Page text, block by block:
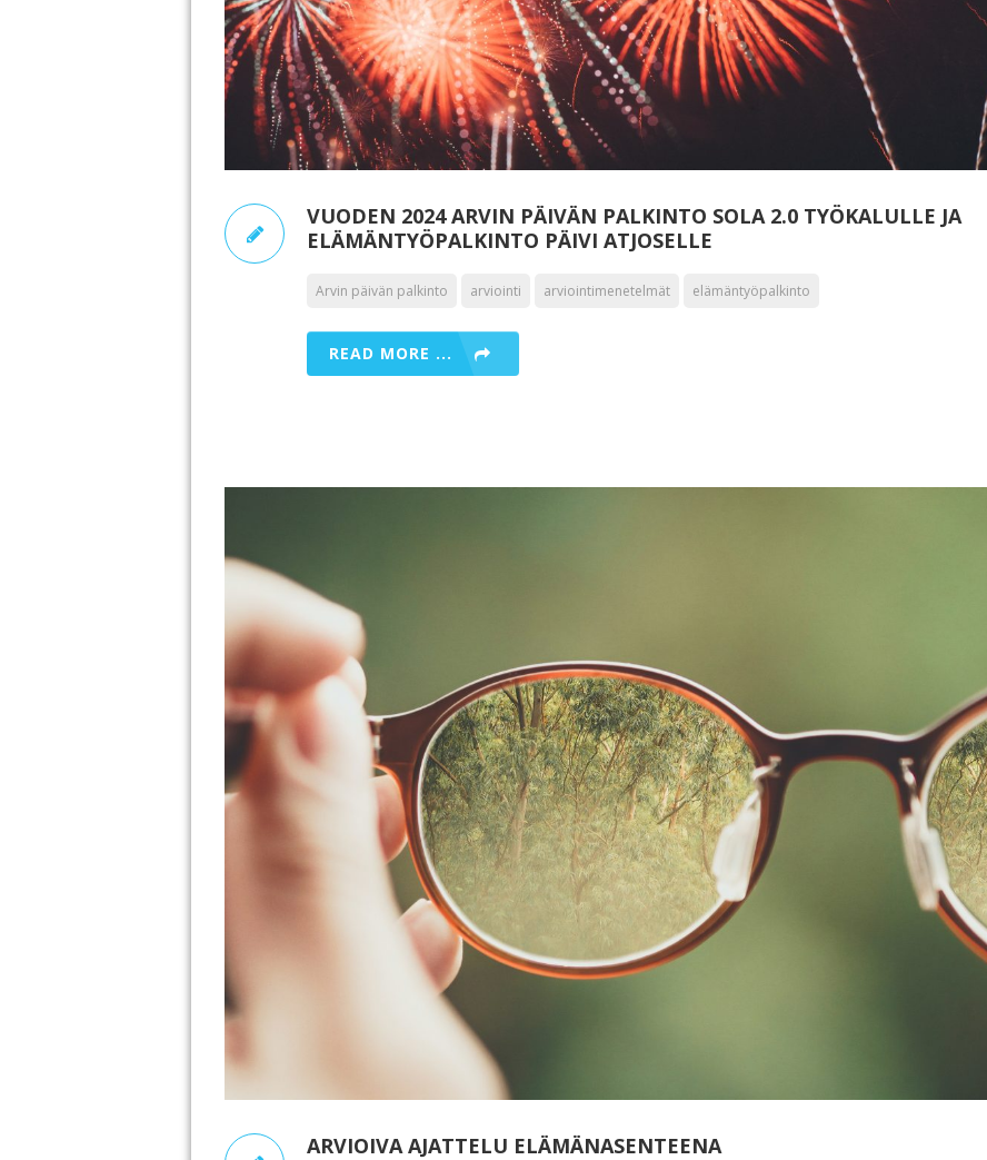
VUODEN 2024 ARVIN PÄIVÄN PALKINTO SOLA 2.0 TYÖKALULLE JA
ELÄMÄNTYÖPALKINTO PÄIVI ATJOSELLE
Arvin päivän palkinto arviointi arviointimenetelmät elämäntyöpalkinto
READ MORE ...
ARVIOIVA AJATTELU ELÄMÄNASENTEENA